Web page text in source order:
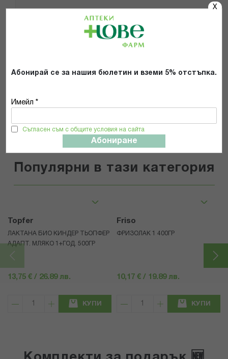
X
Абонирай се за нашия бюлетин и вземи 5% отстъпка.
Имейл *
Съгласен съм с общите условия на сайта
Абониране
Препоръчвам продукта
Прочетох и се съгласявам с
Общите условия и политиката за
Популярни в тази категория
Topfer
ЛАКТАНА БИО КИНДЕР ТЬОПФЕР
АДАПТ. МЛЯКО 1+ГОД. 500ГР
13,75 € / 26.89 лв.
КУПИ
Friso
ФРИЗОЛАК 1 400ГР
10,17 € / 19.89 лв.
КУПИ